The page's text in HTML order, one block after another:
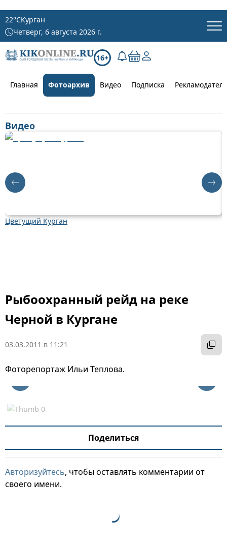
22°CКурган
Четверг, 6 августа 2026 г.
16+
Главная Фотоархив Видео Подписка
Видео
Цветущий Курган
Рыбоохранный рейд на реке
Черной в Кургане
03.03.2011 в 11:21
Фоторепортаж Ильи Теплова.
Поделиться
Авторизуйтесь, чтобы оставлять комментарии от
своего имени.